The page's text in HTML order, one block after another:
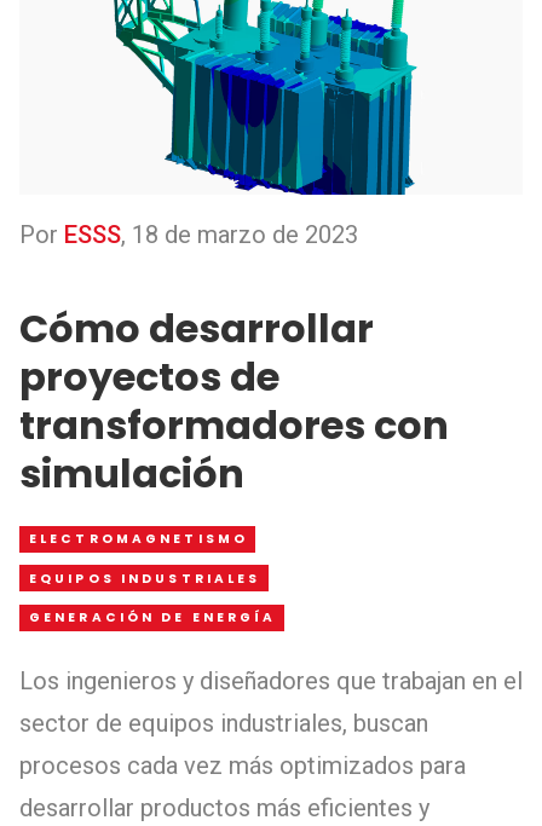
Por ESSS, 18 de marzo de 2023
Cómo desarrollar
proyectos de
transformadores con
simulación
ELECTROMAGNETISMO
EQUIPOS INDUSTRIALES
GENERACIÓN DE ENERGÍA
Los ingenieros y diseñadores que trabajan en el
sector de equipos industriales, buscan
procesos cada vez más optimizados para
desarrollar productos más eficientes y